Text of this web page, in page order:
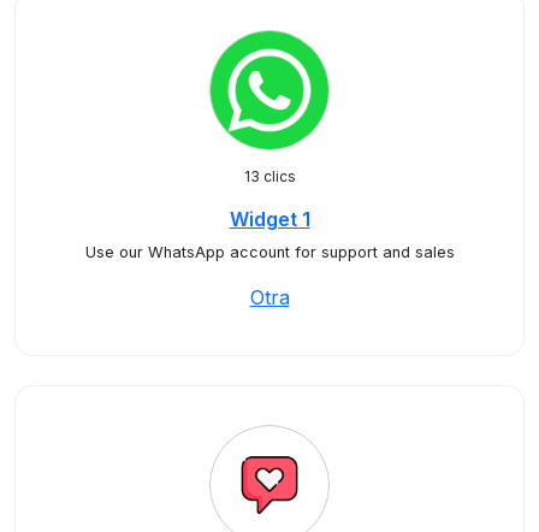
13 clics
Widget 1
Use our WhatsApp account for support and sales
Otra